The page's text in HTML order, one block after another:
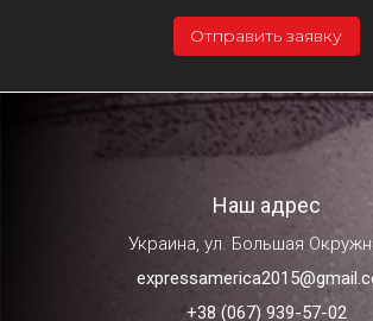
Отправить заявку
Наш адрес
Украина, ул. Большая
+38 (067) 939-57-02